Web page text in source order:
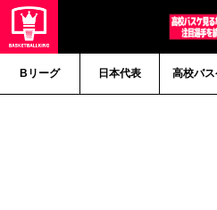
Bリーグ 日本代表 高校バ